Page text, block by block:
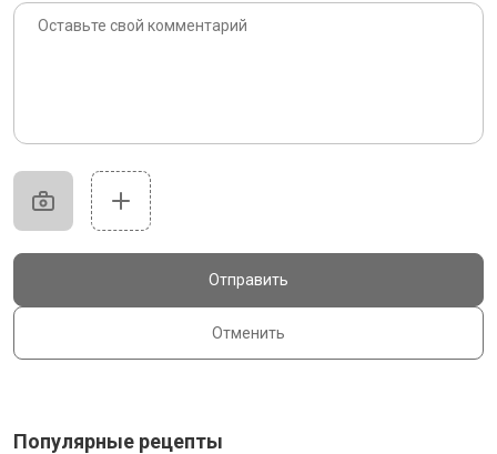
Отменить
Отправить
Популярные рецепты